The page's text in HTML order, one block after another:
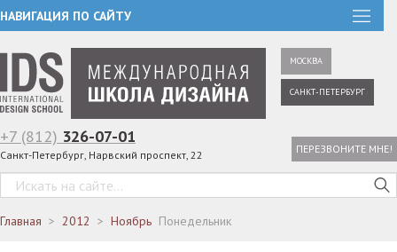
НАВИГАЦИЯ ПО САЙТУ
МОСКВА
САНКТ-ПЕТЕРБУРГ
+7 (812) 326-07-01
Санкт-Петербург, Нарвский проспект, 22 ПЕРЕЗВОНИТЕ МНЕ!
Главная 2012 Ноябрь Понедельник